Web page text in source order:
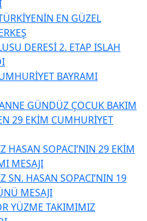
EN GÜZEL
DERESİ 2. ETAP ISLAH
BAYRAMI
GÜNDÜZ ÇOCUK BAKIM
29 EKİM CUMHURİYET
HASAN SOPACI’NIN 29 EKİM
MESAJI
SN. HASAN SOPACI’NIN 19
MESAJI
YÜZME TAKIMIMIZ